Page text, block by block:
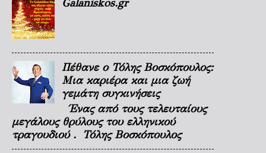
Galaniskos.gr
Πέθανε ο Τόλης Βοσκόπουλος:
Μια καριέρα και μια ζωή
γεμάτη συγκινήσεις
Ένας από τους τελευταίους
μεγάλους θρύλους του ελληνικού
τραγουδιού . Τόλης Βοσκόπουλος